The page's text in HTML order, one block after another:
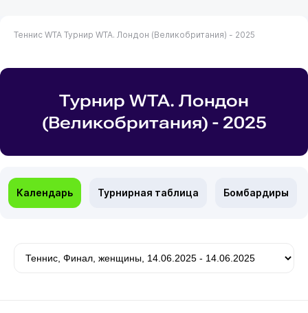
Теннис WTA Турнир WTA. Лондон (Великобритания) - 2025
Турнир WTA. Лондон
(Великобритания) - 2025
Календарь Турнирная таблица Бомбардиры